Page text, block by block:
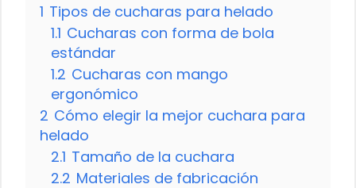
1 Tipos de cucharas para helado
1.1 Cucharas con forma de bola
estándar
1.2 Cucharas con mango
ergonómico
2 Cómo elegir la mejor cuchara para
helado
2.1 Tamaño de la cuchara
2.2 Materiales de fabricación